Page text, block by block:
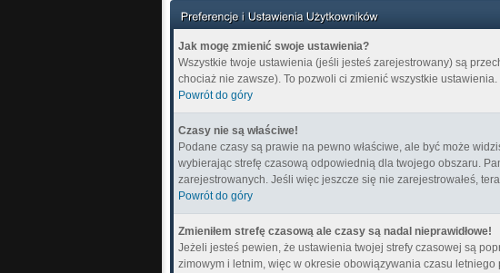
Jak mogę zmienić swoje ustawienia?
Wszystkie twoje ustawienia (jeśli jesteś zarejestrowany) są
chociaż nie zawsze). To pozwoli ci zmienić wszystkie ustawienia.
Powrót do góry
Czasy nie są właściwe!
Podane czasy są prawie na pewno właściwe, ale być może
wybierając strefę czasową odpowiednią dla twojego obszaru.
zarejestrowanych. Jeśli więc jeszcze się nie zarejestrowałeś,
Powrót do góry
Zmieniłem strefę czasową ale czasy są nadal nieprawidłowe!
Jeżeli jesteś pewien, że ustawienia twojej strefy czasowej są
zimowym i letnim, więc w okresie obowiązywania czasu